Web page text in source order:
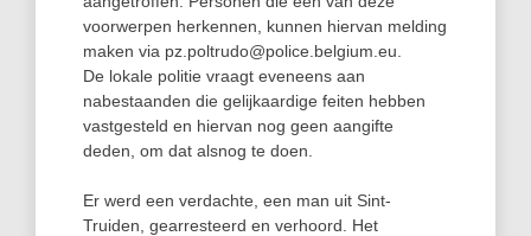
voorwerpen herkennen, kunnen hiervan melding
maken via pz.poltrudo@police.belgium.eu.
De lokale politie vraagt eveneens aan
nabestaanden die gelijkaardige feiten hebben
vastgesteld en hiervan nog geen aangifte
deden, om dat alsnog te doen.
Er werd een verdachte, een man uit Sint-
Truiden, gearresteerd en verhoord. Het